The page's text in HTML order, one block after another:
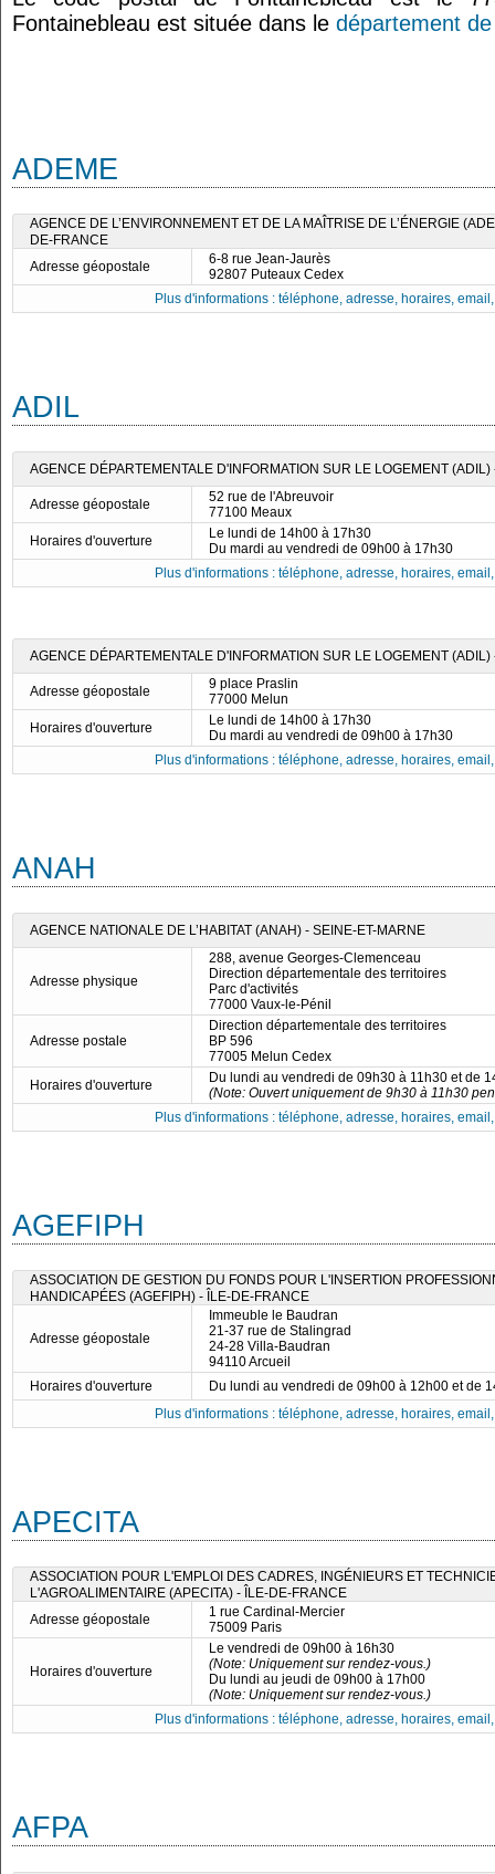
Fontainebleau est située dans le département
ADEME
AGENCE DE L’ENVIRONNEMENT ET DE LA MAÎTRISE DE L’ÉNERGIE
DE-FRANCE
Adresse géopostale
6-8 rue Jean-Jaurès
92807 Puteaux Cedex
Plus d'informations : téléphone, adresse, horaires,
ADIL
AGENCE DÉPARTEMENTALE D'INFORMATION SUR LE LOGEMENT
Adresse géopostale
52 rue de l'Abreuvoir
77100 Meaux
Horaires d'ouverture
Le lundi de 14h00 à 17h30
Du mardi au vendredi de 09h00 à 17h30
Plus d'informations : téléphone, adresse, horaires,
AGENCE DÉPARTEMENTALE D'INFORMATION SUR LE LOGEMENT
Adresse géopostale
9 place Praslin
77000 Melun
Horaires d'ouverture
Le lundi de 14h00 à 17h30
Du mardi au vendredi de 09h00 à 17h30
Plus d'informations : téléphone, adresse, horaires,
ANAH
AGENCE NATIONALE DE L’HABITAT (ANAH) - SEINE-ET-MARNE
Adresse physique
288, avenue Georges-Clemenceau
Direction départementale des territoires
Parc d'activités
77000 Vaux-le-Pénil
Adresse postale
Direction départementale des territoires
BP 596
77005 Melun Cedex
Horaires d'ouverture
Du lundi au vendredi de 09h30 à 11h30 et de
(Note: Ouvert uniquement de 9h30 à 11h30
Plus d'informations : téléphone, adresse, horaires,
AGEFIPH
ASSOCIATION DE GESTION DU FONDS POUR L'INSERTION
HANDICAPÉES (AGEFIPH) - ÎLE-DE-FRANCE
Adresse géopostale
Immeuble le Baudran
21-37 rue de Stalingrad
24-28 Villa-Baudran
94110 Arcueil
Horaires d'ouverture
Du lundi au vendredi de 09h00 à 12h00 et de
Plus d'informations : téléphone, adresse, horaires,
APECITA
ASSOCIATION POUR L'EMPLOI DES CADRES, INGÉNIEURS ET
L'AGROALIMENTAIRE (APECITA) - ÎLE-DE-FRANCE
Adresse géopostale
1 rue Cardinal-Mercier
75009 Paris
Horaires d'ouverture
Le vendredi de 09h00 à 16h30
(Note: Uniquement sur rendez-vous.)
Du lundi au jeudi de 09h00 à 17h00
(Note: Uniquement sur rendez-vous.)
Plus d'informations : téléphone, adresse, horaires,
AFPA